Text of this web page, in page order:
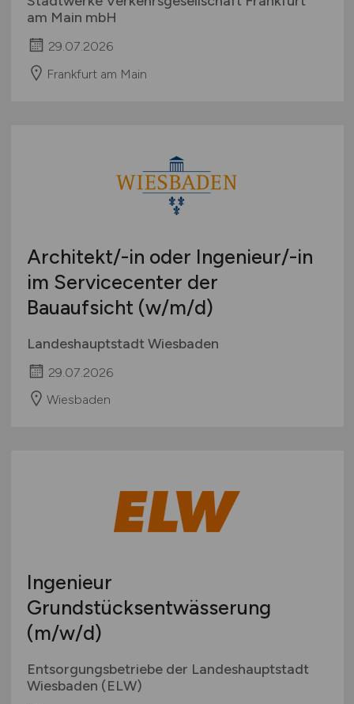
am Main mbH
29.07.2026
Frankfurt am Main
Architekt/-in oder Ingenieur/-in
im Servicecenter der
Bauaufsicht (w/m/d)
Landeshauptstadt Wiesbaden
29.07.2026
Wiesbaden
Ingenieur
Grundstücksentwässerung
(m/w/d)
Entsorgungsbetriebe der Landeshauptstadt
Wiesbaden (ELW)